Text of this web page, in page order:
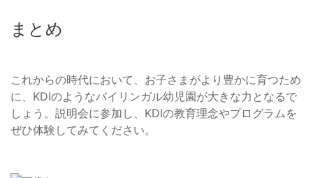
まとめ
これからの時代において、お子さまがより豊かに育つため
に、KDIのようなバイリンガル幼児園が大きな力となるで
しょう。説明会に参加し、KDIの教育理念やプログラムを
ぜひ体験してみてください。